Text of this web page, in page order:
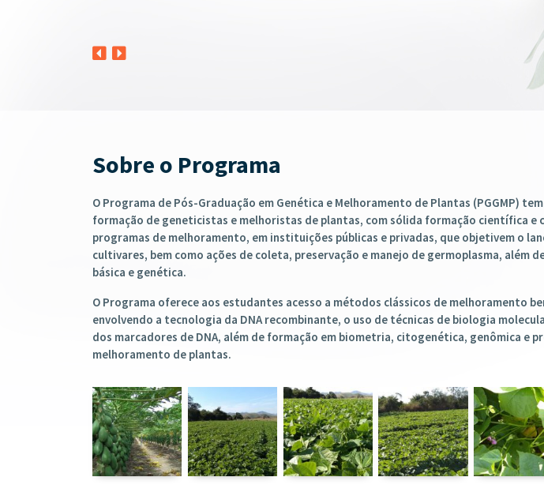
JÁ
Sobre o Programa
O Programa de Pós-Graduação em Genética e Melhoramento de Plantas (PGGMP)
formação de geneticistas e melhoristas de plantas, com sólida formação científica e
programas de melhoramento, em instituições públicas e privadas, que objetivem o
cultivares, bem como ações de coleta, preservação e manejo de germoplasma, além
básica e genética.
O Programa oferece aos estudantes acesso a métodos clássicos de melhoramento
envolvendo a tecnologia da DNA recombinante, o uso de técnicas de biologia
dos marcadores de DNA, além de formação em biometria, citogenética, genômica e
melhoramento de plantas.